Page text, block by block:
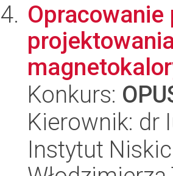
Konkurs:
Kierownik: dr
Instytut